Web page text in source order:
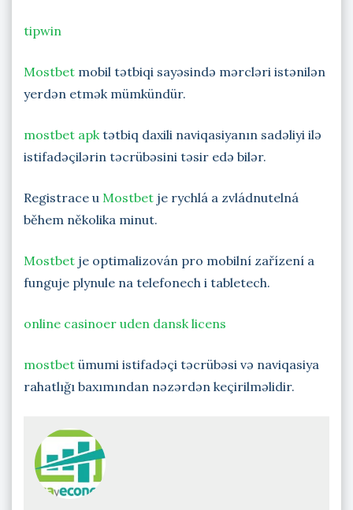
tipwin
Mostbet mobil tətbiqi sayəsində mərcləri istənilən
yerdən etmək mümkündür.
mostbet apktətbiq daxili naviqasiyanın sadəliyi ilə
istifadəçilərin təcrübəsini təsir edə bilər.
Registrace u Mostbet je rychlá a zvládnutelná
během několika minut.
Mostbet je optimalizován pro mobilní zařízení a
funguje plynule na telefonech i tabletech.
online casinoer uden dansk licens
mostbet ümumi istifadəçi təcrübəsi və naviqasiya
rahatlığı baxımından nəzərdən keçirilməlidir.